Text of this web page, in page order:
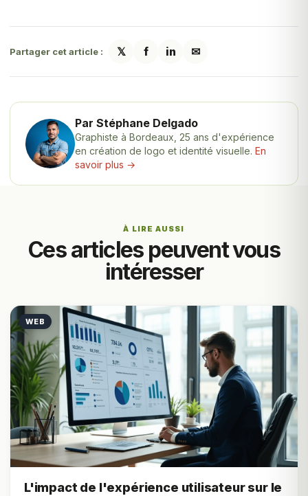
Partager cet article : 𝕏 f in ✉
Par Stéphane Delgado
Graphiste à Bordeaux, 25 ans d'expérience
en création de logo et identité visuelle. En
savoir plus →
À LIRE AUSSI
Ces articles peuvent vous
intéresser
WEB
L'impact de l'expérience utilisateur sur le